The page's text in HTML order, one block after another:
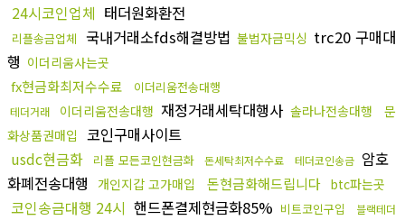
24시코인업체 태더원화환전
리플송금업체 국내거래소fds해결방법 불법자금믹싱 trc20 구매대
행 이더리움사는곳
fx현금화최저수수료 이더리움전송대행
테더거래 이더리움전송대행 재정거래세탁대행사 솔라나전송대행
문
화상품권매입 코인구매사이트
usdc현금화
리플 모든코인현금화 돈세탁최저수수료 테더코인송금 암호
화폐전송대행
개인지갑 고가매입 돈현금화해드립니다 btc파는곳
코인송금대행 24시 핸드폰결제현금화85% 비트코인구입
블랙테더